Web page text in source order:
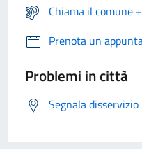
Chiama il comune
Prenota un
Problemi in città
Segnala disservizio